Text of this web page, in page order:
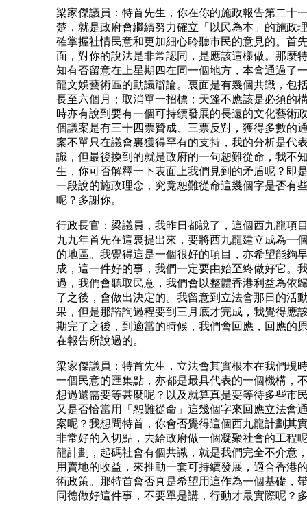
梁家傑議員：特首先生，你在你的施政報告第二十
楚，就是政府會繼續努力確立「以民為本」的施政
確掌握社情民意和更加細心聆聽市民的意見的。首
面，對你的說法是非常認同，是應該這樣做。那麼
知有否留意在上星期四在同一個地方，本會通過了
龍文娛藝術區的動議辯論。裏面是有幾個共識，包
長至六個月；取消單一招標；天篷不應該是必須的
時亦有說到要有一個可持續發展的長遠的文化藝術
個議案是有三十四票贊成、三票反對，獲得多數的
案不單只在議會裏獲得罕有的支持，我的分析是代
識，但最後換到的就是政府的一句恕難從命，我不
生，你可否解釋一下表面上我們見到的矛盾呢？即
一段說的施政理念，究竟恕難從命這幾個字是否有
呢？多謝你。
行政長官：梁議員，我昨日都說了，這個西九龍項
九九年首先在這裏提出來，要將西九龍建立成為一
的地區。我覺得這是一個很好的項目，亦希望能夠
成，這一件好的事，我們一定要由始至終做好它。
過，我們會聽取民意，我們會以整體香港利益為依
了之後，會做出決定的。我留意到立法會那日的活
果，但是那諮詢過程要到三月底才完成，我覺得應
期完了之後，到適當的時候，我們會回應，回應的
在報告所說過的。
梁家傑議員：特首先生，立法會其實根本在我們現
一個民意的匯集點，亦都是最具代表的一個機構，
想過還需要等甚麼呢？以及就算真是要等待多些市
又是否恰當用「恕難從命」這幾個字來回應立法會
案呢？我想問特首，你會否覺得這個西九龍計劃其
非常好的入切點，去給政府做一個凝聚社會的工程
龍計劃，起碼社會有個共識，就是我們完全不介意
用賣地的收益，來推動一套可持續發展，適合香港
術政策。那特首會否真是希望用這作為一個基礎，
同德做好這件事，不要單是講，行動才最實際呢？